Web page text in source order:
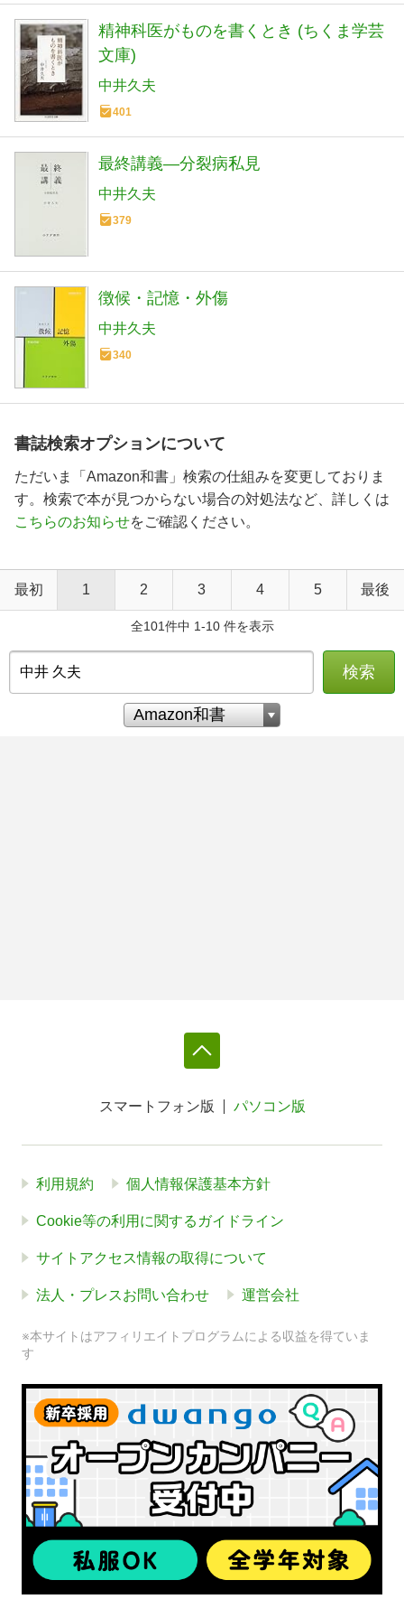
精神科医がものを書くとき (ちくま学芸
文庫)
中井久夫
401
最終講義―分裂病私見
中井久夫
379
徴候・記憶・外傷
中井久夫
340
書誌検索オプションについて
ただいま「Amazon和書」検索の仕組みを変更しておりま
す。検索で本が見つからない場合の対処法など、詳しくは
こちらのお知らせをご確認ください。
最初 1 2 3 4 5 最後
全101件中 1-10 件を表示
検索
スマートフォン版 パソコン版
利用規約 個人情報保護基本方針
Cookie等の利用に関するガイドライン
サイトアクセス情報の取得について
法人・プレスお問い合わせ 運営会社
※本サイトはアフィリエイトプログラムによる収益を得ていま
す